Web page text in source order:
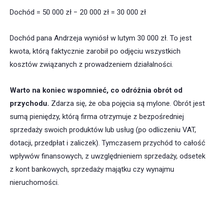
Dochód = 50 000 zł − 20 000 zł = 30 000 zł
Dochód pana Andrzeja wyniósł w lutym 30 000 zł. To jest
kwota, którą faktycznie zarobił po odjęciu wszystkich
kosztów związanych z prowadzeniem działalności.
Warto na koniec wspomnieć, co odróżnia obrót od
przychodu. Zdarza się, że oba pojęcia są mylone. Obrót jest
sumą pieniędzy, którą firma otrzymuje z bezpośredniej
sprzedaży swoich produktów lub usług (po odliczeniu VAT,
dotacji, przedpłat i zaliczek). Tymczasem przychód to całość
wpływów finansowych, z uwzględnieniem sprzedaży, odsetek
z kont bankowych, sprzedaży majątku czy wynajmu
nieruchomości.